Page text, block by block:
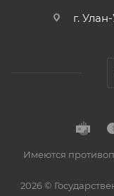
г.
Имеются
2026 ©